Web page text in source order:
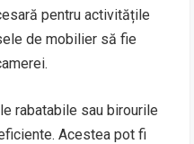
pentru activitățile
de mobilier să fie
rabatabile sau birourile
Acestea pot fi